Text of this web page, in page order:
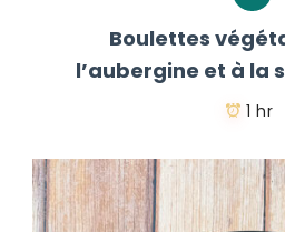
Boulettes
l’aubergine et à la
1 hr